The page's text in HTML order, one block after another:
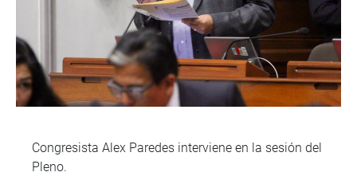
Congresista Alex Paredes interviene en la sesión del
Pleno.